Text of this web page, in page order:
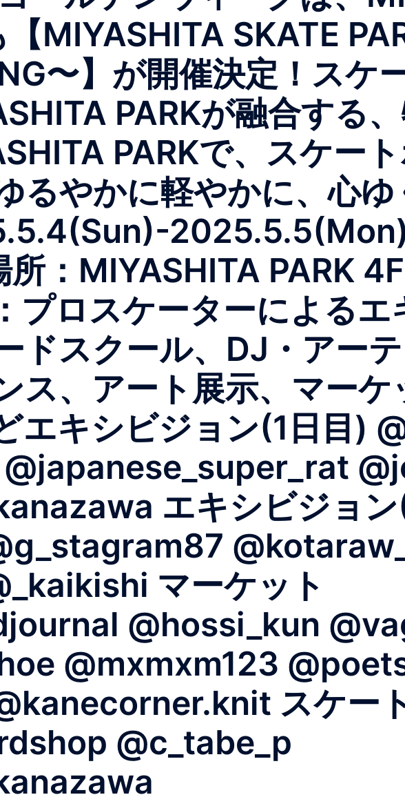
MIYASHITA SKATE
〜】が開催決定！スケ
PARKが融合する
PARKで、スケー
るやかに軽やかに、心ゆ
：MIYASHITA PARK
プロスケーターによるエ
ドスクール、DJ・アー
ス、アート展示、マーケ
エキシビジョン(1日目)
エキシビジョ
@kotaraw__
マーケット
@hossi_kun
@mxmxm123
スケー
@c_tabe_p